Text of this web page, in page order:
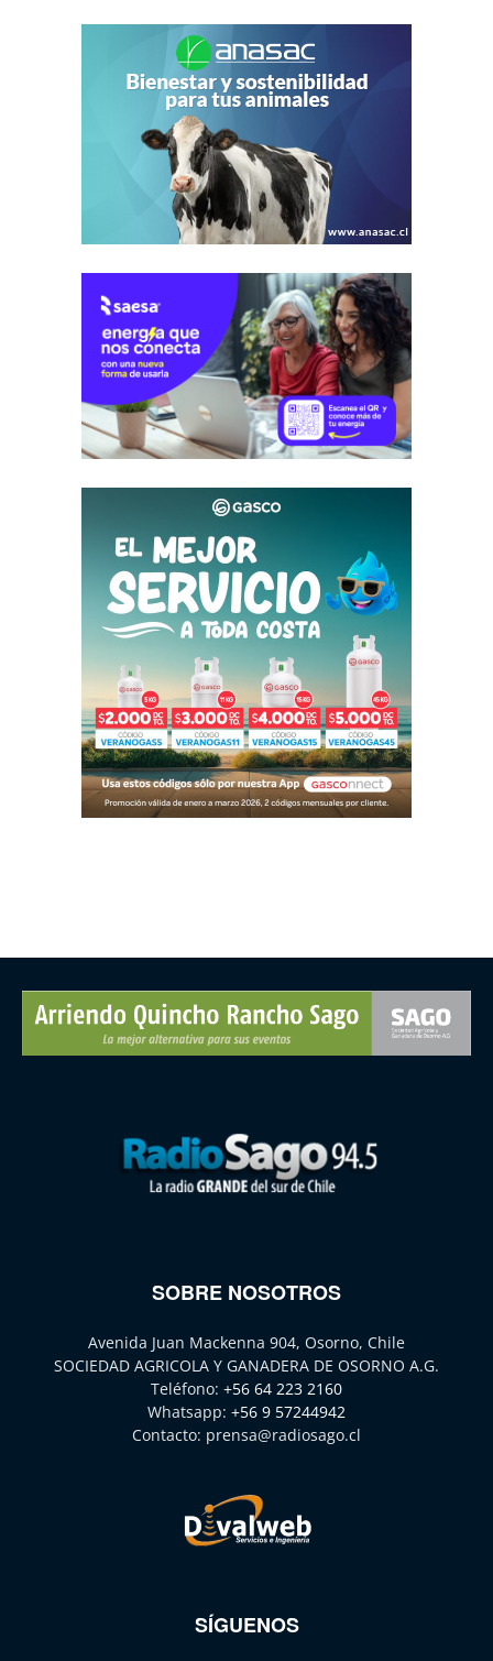
SOBRE NOSOTROS
Avenida Juan Mackenna 904, Osorno, Chile
SOCIEDAD AGRICOLA Y GANADERA DE OSORNO A.G.
Teléfono: +56 64 223 2160
Whatsapp: +56 9 57244942
Contacto: prensa@radiosago.cl
SÍGUENOS